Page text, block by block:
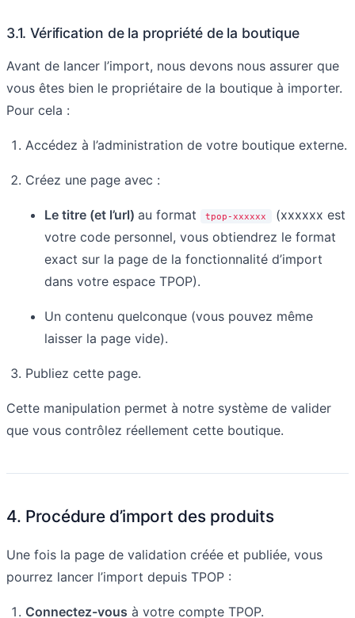
3.1. Vérification de la propriété de la boutique
Avant de lancer l’import, nous devons nous assurer que
vous êtes bien le propriétaire de la boutique à importer.
Pour cela :
Accédez à l’administration de votre boutique externe.
Créez une page avec :
Le titre (et l’url) au format tpop-xxxxxx
(xxxxxx est
votre code personnel, vous obtiendrez le format
exact sur la page de la fonctionnalité d’import
dans votre espace TPOP).
Un contenu quelconque (vous pouvez même
laisser la page vide).
Publiez cette page.
Cette manipulation permet à notre système de valider
que vous contrôlez réellement cette boutique.
4. Procédure d’import des produits
Une fois la page de validation créée et publiée, vous
pourrez lancer l’import depuis TPOP :
Connectez-vous à votre compte TPOP.